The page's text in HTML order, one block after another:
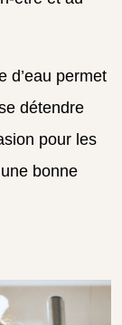
d’eau permet
détendre
pour les
bonne